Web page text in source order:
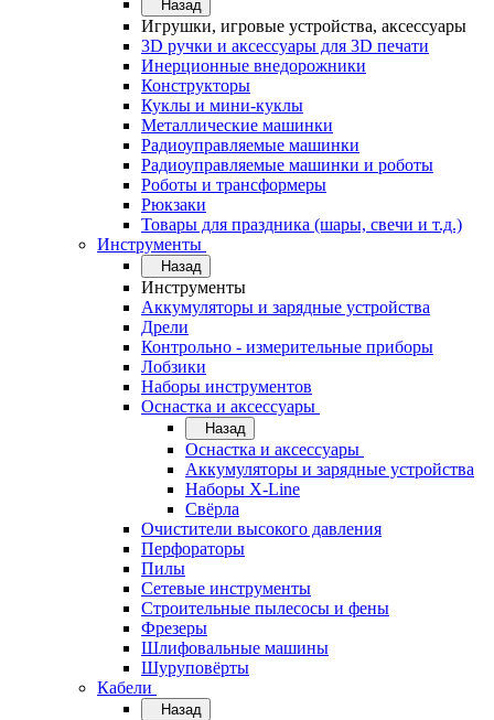
Назад
Игрушки, игровые устройства, аксессуары
3D ручки и аксессуары для 3D печати
Инерционные внедорожники
Конструкторы
Куклы и мини-куклы
Металлические машинки
Радиоуправляемые машинки
Радиоуправляемые машинки и роботы
Роботы и трансформеры
Рюкзаки
Товары для праздника (шары, свечи и т.д.)
Инструменты
Назад
Инструменты
Аккумуляторы и зарядные устройства
Дрели
Контрольно - измерительные приборы
Лобзики
Наборы инструментов
Оснастка и аксессуары
Назад
Оснастка и аксессуары
Аккумуляторы и зарядные устройства
Наборы X-Line
Свёрла
Очистители высокого давления
Перфораторы
Пилы
Сетевые инструменты
Строительные пылесосы и фены
Фрезеры
Шлифовальные машины
Шуруповёрты
Кабели
Назад